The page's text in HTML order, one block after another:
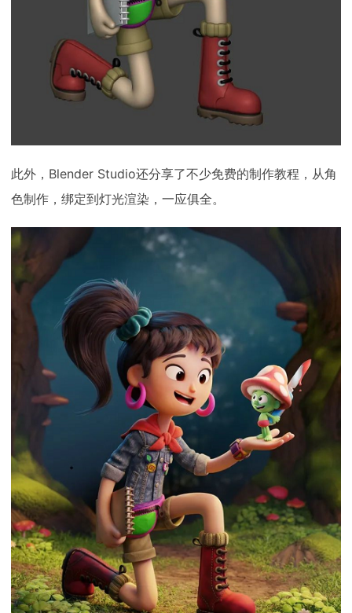
此外，Blender Studio还分享了不少免费的制作教程，从角
色制作，绑定到灯光渲染，一应俱全。